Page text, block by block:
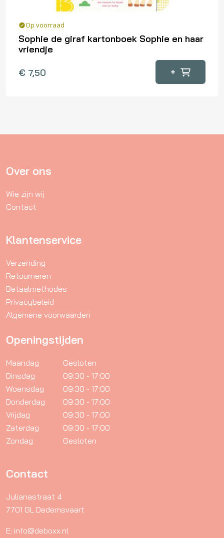
Op voorraad
Sophie de giraf kartonboek Sophie en haar
vriendje
€ 7,50 +
Over ons
Wie zijn wij
Contact
Klantenservice
Verzending
Retourneren
Betaalmethodes
Privacybeleid
Algemene voorwaarden
Openingstijden
Maandag
Gesloten
Dinsdag
09:30 - 17:00
Woensdag
09:30 - 17:00
Donderdag
09:30 - 17:00
Vrijdag
09:30 - 17:00
Zaterdag
09:30 - 17:00
Zondag
Gesloten
Contact
Julianastraat 4
7701 GL Dedemsvaart
E: info@deboxx.nl